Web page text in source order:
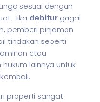
sesuai dengan
Jika debitur gagal
pemberi pinjaman
tindakan seperti
atau
lainnya untuk
properti sangat